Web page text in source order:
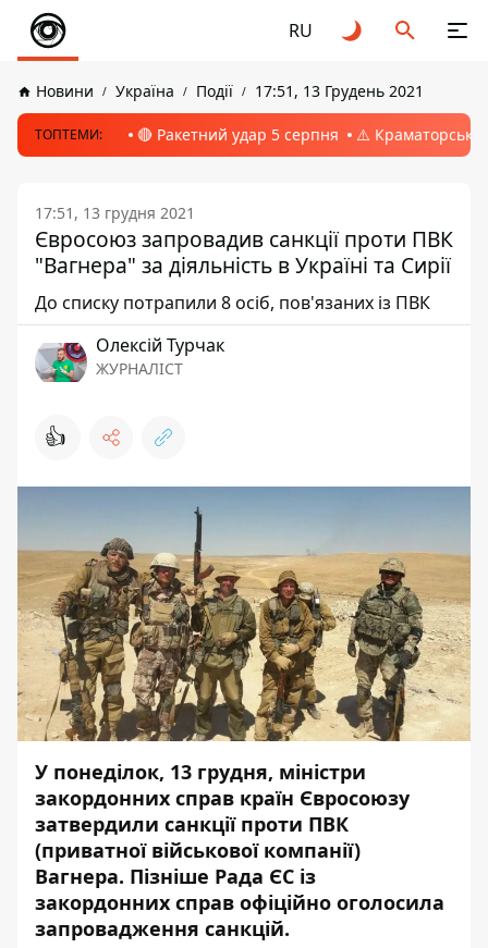
RU
Новини Україна Події 17:51, 13 Грудень 2021
ТОПТЕМИ: 🔴 Ракетний удар 5 серпня ⚠️ Краматорськ,
17:51, 13 грудня 2021
Євросоюз запровадив санкції проти ПВК
"Вагнера" за діяльність в Україні та Сирії
До списку потрапили 8 осіб, пов'язаних із ПВК
Олексій Турчак
ЖУРНАЛІСТ
👍
У понеділок, 13 грудня, міністри
закордонних справ країн Євросоюзу
затвердили санкції проти ПВК
(приватної військової компанії)
Вагнера. Пізніше Рада ЄС із
закордонних справ офіційно оголосила
запровадження санкцій.